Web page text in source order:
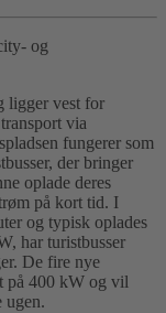
og
ligger vest for
via
fungerer som
der bringer
oplade deres
på kort tid. I
og typisk oplades
har turistbusser
De fire nye
på 400 kW og vil
ugen.